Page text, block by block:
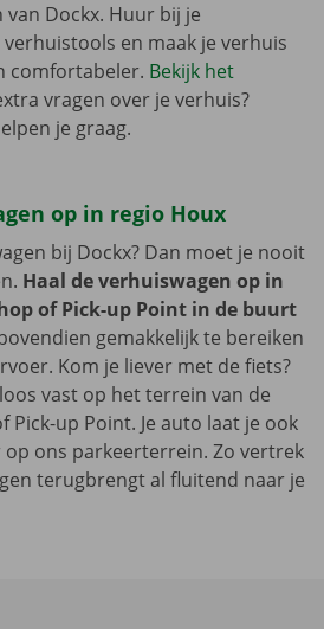
Dockx. Huur bij je
en maak je verhuis
comfortabeler. Bekijk het
vragen over je verhuis?
je graag.
op in regio Houx
bij Dockx? Dan moet je nooit
Haal de verhuiswagen op in
of Pick-up Point in de buurt
gemakkelijk te bereiken
Kom je liever met de fiets?
vast op het terrein van de
Pick-up Point. Je auto laat je ook
ons parkeerterrein. Zo vertrek
terugbrengt al fluitend naar je